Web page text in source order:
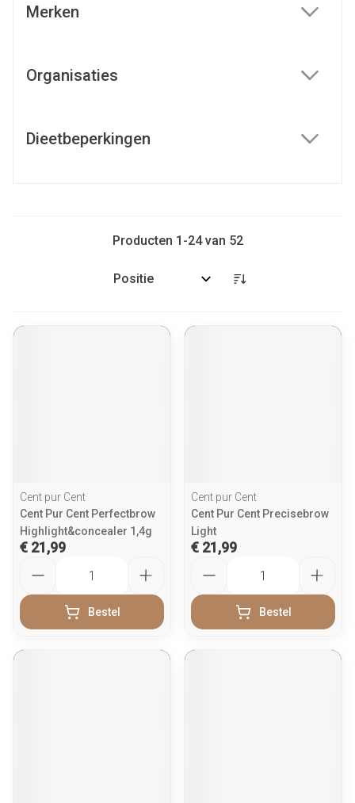
Merken
Organisaties
Dieetbeperkingen
Producten 1 -24van 52
Sorteer op:
Cent pur Cent
Cent Pur Cent Perfectbrow
Highlight&concealer 1,4g
€ 21,99
Bestel
Cent pur Cent
Cent Pur Cent Precisebrow
Light
€ 21,99
Bestel